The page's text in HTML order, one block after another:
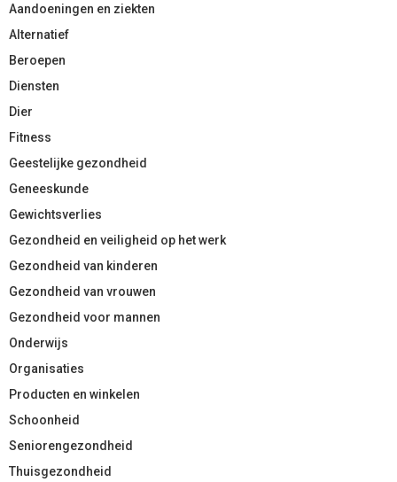
Aandoeningen en ziekten
Alternatief
Beroepen
Diensten
Dier
Fitness
Geestelijke gezondheid
Geneeskunde
Gewichtsverlies
Gezondheid en veiligheid op het werk
Gezondheid van kinderen
Gezondheid van vrouwen
Gezondheid voor mannen
Onderwijs
Organisaties
Producten en winkelen
Schoonheid
Seniorengezondheid
Thuisgezondheid